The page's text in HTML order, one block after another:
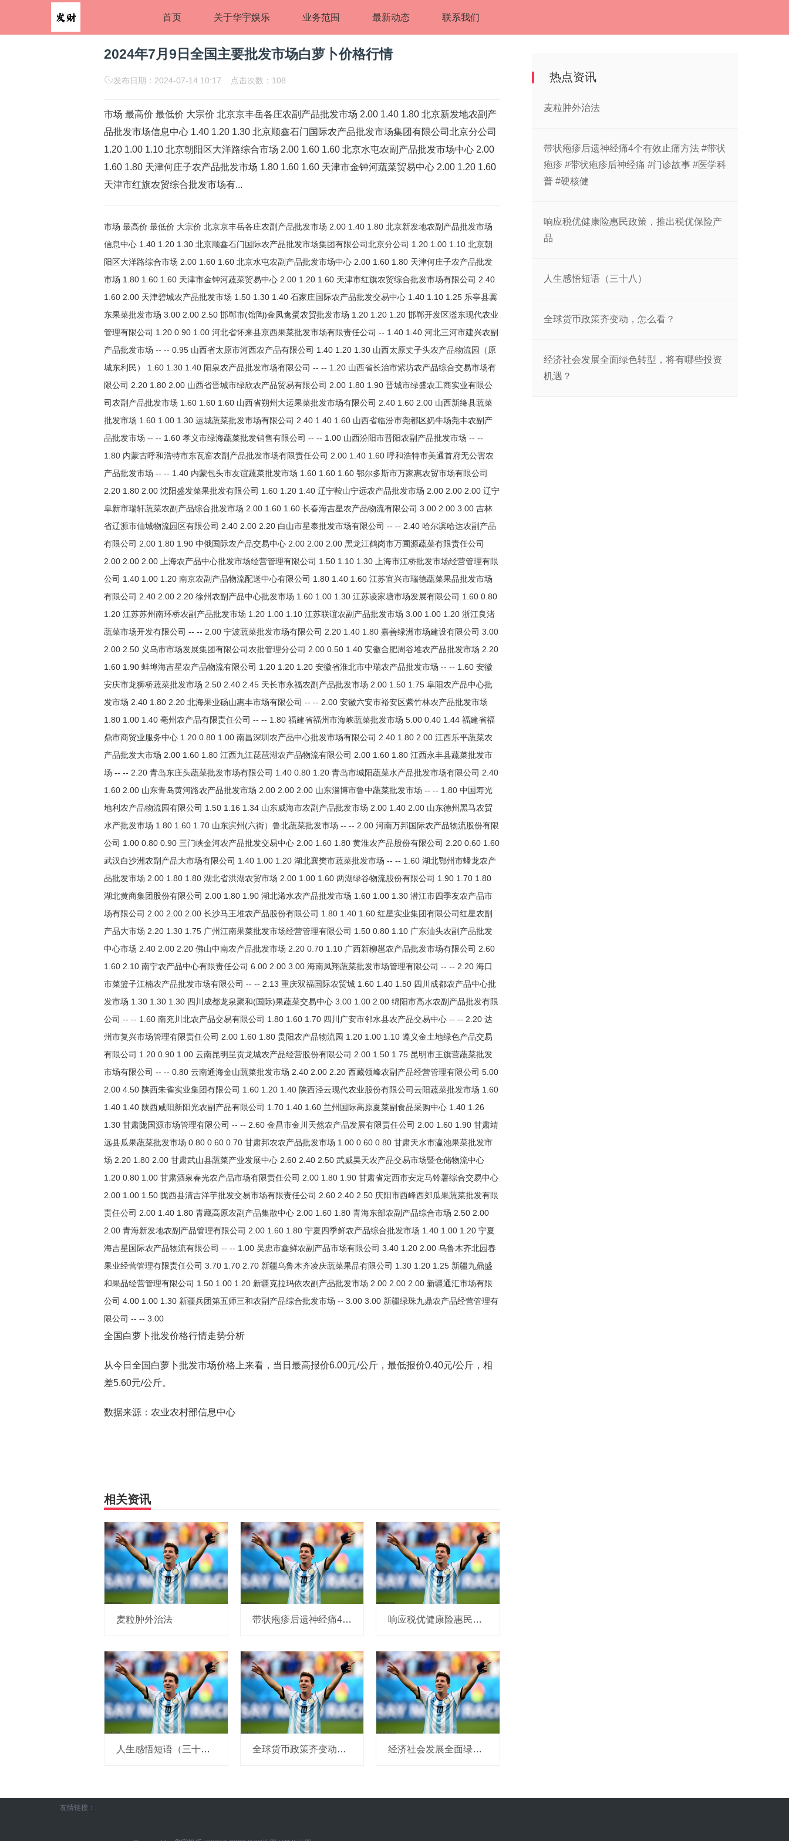
首页 关于华宇娱乐 业务范围 最新动态 联系我们
2024年7月9日全国主要批发市场白萝卜价格行情
发布日期：2024-07-14 10:17 点击次数：108
市场 最高价 最低价 大宗价 北京京丰岳各庄农副产品批发市场 2.00 1.40 1.80 北京新发地农副产
品批发市场信息中心 1.40 1.20 1.30 北京顺鑫石门国际农产品批发市场集团有限公司北京分公司
1.20 1.00 1.10 北京朝阳区大洋路综合市场 2.00 1.60 1.60 北京水屯农副产品批发市场中心 2.00
1.60 1.80 天津何庄子农产品批发市场 1.80 1.60 1.60 天津市金钟河蔬菜贸易中心 2.00 1.20 1.60
天津市红旗农贸综合批发市场有...
市场 最高价 最低价 大宗价 北京京丰岳各庄农副产品批发市场 2.00 1.40 1.80 北京新发地农副产品批发市场信息中心 1.40 1.20 1.30 北京顺鑫石门国际农产品批发市场集团有限公司北京分公司 1.20 1.00 1.10 北京朝阳区大洋路综合市场 2.00 1.60 1.60 北京水屯农副产品批发市场中心 2.00 1.60 1.80 天津何庄子农产品批发市场 1.80 1.60 1.60 天津市金钟河蔬菜贸易中心 2.00 1.20 1.60 天津市红旗农贸综合批发市场有限公司 2.40 1.60 2.00 天津碧城农产品批发市场 1.50 1.30 1.40 石家庄国际农产品批发交易中心 1.40 1.10 1.25 乐亭县冀东果菜批发市场 3.00 2.00 2.50 邯郸市(馆陶)金凤禽蛋农贸批发市场 1.20 1.20 1.20 邯郸开发区滏东现代农业管理有限公司 1.20 0.90 1.00 河北省怀来县京西果菜批发市场有限责任公司 -- 1.40 1.40 河北三河市建兴农副产品批发市场 -- -- 0.95 山西省太原市河西农产品有限公司 1.40 1.20 1.30 山西太原丈子头农产品物流园（原城东利民） 1.60 1.30 1.40 阳泉农产品批发市场有限公司 -- -- 1.20 山西省长治市紫坊农产品综合交易市场有限公司 2.20 1.80 2.00 山西省晋城市绿欣农产品贸易有限公司 2.00 1.80 1.90 晋城市绿盛农工商实业有限公司农副产品批发市场 1.60 1.60 1.60 山西省朔州大运果菜批发市场有限公司 2.40 1.60 2.00 山西新绛县蔬菜批发市场 1.60 1.00 1.30 运城蔬菜批发市场有限公司 2.40 1.40 1.60 山西省临汾市尧都区奶牛场尧丰农副产品批发市场 -- -- 1.60 孝义市绿海蔬菜批发销售有限公司 -- -- 1.00 山西汾阳市晋阳农副产品批发市场 -- -- 1.80 内蒙古呼和浩特市东瓦窑农副产品批发市场有限责任公司 2.00 1.40 1.60 呼和浩特市美通首府无公害农产品批发市场 -- -- 1.40 内蒙包头市友谊蔬菜批发市场 1.60 1.60 1.60 鄂尔多斯市万家惠农贸市场有限公司 2.20 1.80 2.00 沈阳盛发菜果批发有限公司 1.60 1.20 1.40 辽宁鞍山宁远农产品批发市场 2.00 2.00 2.00 辽宁阜新市瑞轩蔬菜农副产品综合批发市场 2.00 1.60 1.60 长春海吉星农产品物流有限公司 3.00 2.00 3.00 吉林省辽源市仙城物流园区有限公司 2.40 2.00 2.20 白山市星泰批发市场有限公司 -- -- 2.40 哈尔滨哈达农副产品有限公司 2.00 1.80 1.90 中俄国际农产品交易中心 2.00 2.00 2.00 黑龙江鹤岗市万圃源蔬菜有限责任公司 2.00 2.00 2.00 上海农产品中心批发市场经营管理有限公司 1.50 1.10 1.30 上海市江桥批发市场经营管理有限公司 1.40 1.00 1.20 南京农副产品物流配送中心有限公司 1.80 1.40 1.60 江苏宜兴市瑞德蔬菜果品批发市场有限公司 2.40 2.00 2.20 徐州农副产品中心批发市场 1.60 1.00 1.30 江苏凌家塘市场发展有限公司 1.60 0.80 1.20 江苏苏州南环桥农副产品批发市场 1.20 1.00 1.10 江苏联谊农副产品批发市场 3.00 1.00 1.20 浙江良渚蔬菜市场开发有限公司 -- -- 2.00 宁波蔬菜批发市场有限公司 2.20 1.40 1.80 嘉善绿洲市场建设有限公司 3.00 2.00 2.50 义乌市市场发展集团有限公司农批管理分公司 2.00 0.50 1.40 安徽合肥周谷堆农产品批发市场 2.20 1.60 1.90 蚌埠海吉星农产品物流有限公司 1.20 1.20 1.20 安徽省淮北市中瑞农产品批发市场 -- -- 1.60 安徽安庆市龙狮桥蔬菜批发市场 2.50 2.40 2.45 天长市永福农副产品批发市场 2.00 1.50 1.75 阜阳农产品中心批发市场 2.40 1.80 2.20 北海果业砀山惠丰市场有限公司 -- -- 2.00 安徽六安市裕安区紫竹林农产品批发市场 1.80 1.00 1.40 亳州农产品有限责任公司 -- -- 1.80 福建省福州市海峡蔬菜批发市场 5.00 0.40 1.44 福建省福鼎市商贸业服务中心 1.20 0.80 1.00 南昌深圳农产品中心批发市场有限公司 2.40 1.80 2.00 江西乐平蔬菜农产品批发大市场 2.00 1.60 1.80 江西九江琵琶湖农产品物流有限公司 2.00 1.60 1.80 江西永丰县蔬菜批发市场 -- -- 2.20 青岛东庄头蔬菜批发市场有限公司 1.40 0.80 1.20 青岛市城阳蔬菜水产品批发市场有限公司 2.40 1.60 2.00 山东青岛黄河路农产品批发市场 2.00 2.00 2.00 山东淄博市鲁中蔬菜批发市场 -- -- 1.80 中国寿光地利农产品物流园有限公司 1.50 1.16 1.34 山东威海市农副产品批发市场 2.00 1.40 2.00 山东德州黑马农贸水产批发市场 1.80 1.60 1.70 山东滨州(六街）鲁北蔬菜批发市场 -- -- 2.00 河南万邦国际农产品物流股份有限公司
全国白萝卜批发价格行情走势分析
从今日全国白萝卜批发市场价格上来看，当日最高报价6.00元/公斤，最低报价0.40元/公斤，相
差5.60元/公斤。
数据来源：农业农村部信息中心
相关资讯
麦粒肿外治法 带状疱疹后遗神经痛4个有效止痛方法 #带状疱疹 #带状疱疹后神经痛 #门诊故事 #医学科普 #硬核健 响应税优健康险惠民政策，推出税优保险产品
人生感悟短语（三十八） 全球货币政策齐变动，怎么看？ 经济社会发展全面绿色转型，将有哪些投资机遇？
热点资讯
麦粒肿外治法
带状疱疹后遗神经痛4个有效止痛方法 #带状
疱疹 #带状疱疹后神经痛 #门诊故事 #医学科
普 #硬核健
响应税优健康险惠民政策，推出税优保险产
品
人生感悟短语（三十八）
全球货币政策齐变动，怎么看？
经济社会发展全面绿色转型，将有哪些投资
机遇？
友情链接：